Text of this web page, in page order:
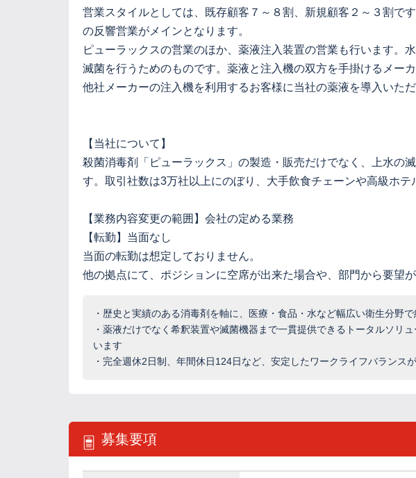
営業スタイルとしては、既存顧客７～８割、新規顧客２～３割で
の反響営業がメインとなります。
ピューラックスの営業のほか、薬液注入装置の営業も行います。
滅菌を行うためのものです。薬液と注入機の双方を手掛けるメー
他社メーカーの注入機を利用するお客様に当社の薬液を導入いた
【当社について】
殺菌消毒剤「ピューラックス」の製造・販売だけでなく、上水の
す。取引社数は3万社以上にのぼり、大手飲食チェーンや高級ホ
【業務内容変更の範囲】会社の定める業務
【転勤】当面なし
当面の転勤は想定しておりません。
他の拠点にて、ポジションに空席が出来た場合や、部門から要望
・歴史と実績のある消毒剤を軸に、医療・食品・水など幅広い衛生分野
・薬液だけでなく希釈装置や滅菌機器まで一貫提供できるトータルソリ
います
・完全週休2日制、年間休日124日など、安定したワークライフバランス
募集要項